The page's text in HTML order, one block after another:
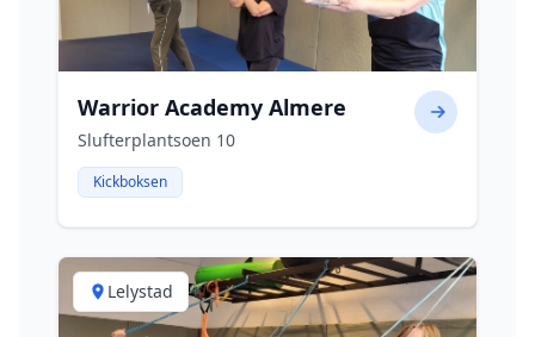
Warrior Academy Almere
Slufterplantsoen 10
Kickboksen
Lelystad